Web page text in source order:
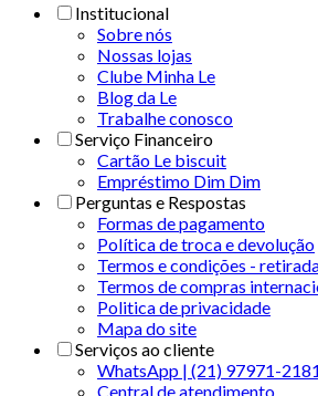
Institucional
Sobre nós
Nossas lojas
Clube Minha Le
Blog da Le
Trabalhe conosco
Serviço Financeiro
Cartão Le biscuit
Empréstimo Dim Dim
Perguntas e Respostas
Formas de pagamento
Política de troca e devolução
Termos e condições -
Termos de compras
Politica de privacidade
Mapa do site
Serviços ao cliente
WhatsApp | (21) 97971-2181
Central de atendimento